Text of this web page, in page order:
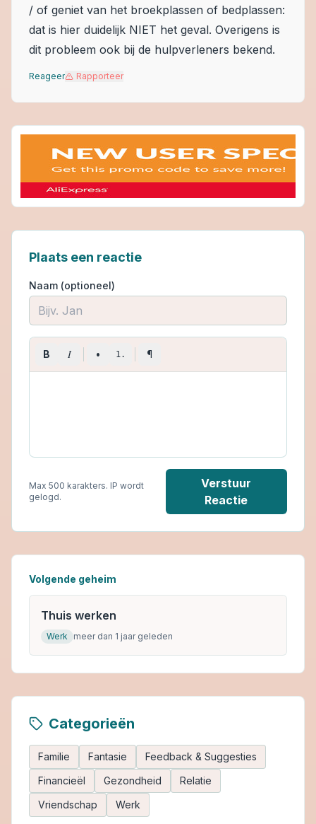
/ of geniet van het broekplassen of bedplassen:
dat is hier duidelijk NIET het geval. Overigens is
dit probleem ook bij de hulpverleners bekend.
Reageer Rapporteer
Plaats een reactie
Naam (optioneel)
B I • 1. ¶
Max 500 karakters. IP wordt
gelogd.
Verstuur
Reactie
Volgende geheim
Thuis werken
Werk meer dan 1 jaar geleden
Categorieën
Familie Fantasie
Feedback & Suggesties
Financieël
Gezondheid
Relatie
Vriendschap
Werk